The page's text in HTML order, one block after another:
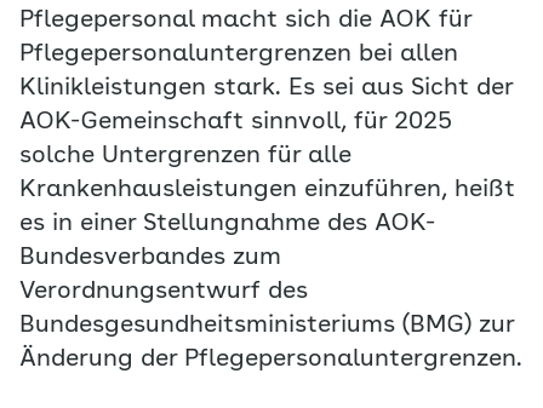
Pflegepersonal macht sich die AOK für
Pflegepersonaluntergrenzen bei allen
Klinikleistungen stark. Es sei aus Sicht der
AOK-Gemeinschaft sinnvoll, für 2025
solche Untergrenzen für alle
Krankenhausleistungen einzuführen, heißt
es in einer Stellungnahme des AOK-
Bundesverbandes zum
Verordnungsentwurf des
Bundesgesundheitsministeriums (BMG) zur
Änderung der Pflegepersonaluntergrenzen.